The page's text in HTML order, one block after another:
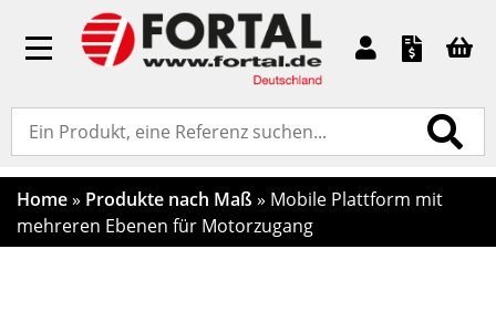
Toggle
Home» Produkte nach Maß » Mobile Plattform mit
mehreren Ebenen für Motorzugang